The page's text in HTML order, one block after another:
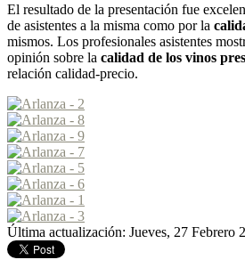
El resultado de la presentación fue
de asistentes a la misma como por la
mismos. Los profesionales asistentes
opinión sobre la calidad de los vinos
relación calidad-precio.
Última actualización: Jueves, 27 Febrero